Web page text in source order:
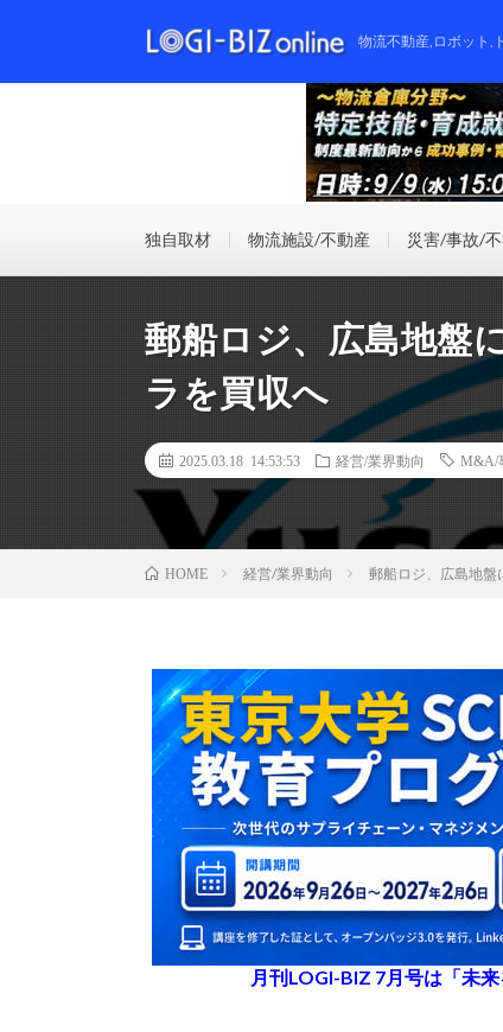
物流不動産,ロボット,
独自取材 物流施設/不動産 災害/事故/
郵船ロジ、広島地盤
ラを買収へ
2025.03.18 14:53:53 経営/業界動向 M&A/
HOME 経営/業界動向 郵船ロジ、広島地盤
月刊LOGI-BIZ 7月号は「未